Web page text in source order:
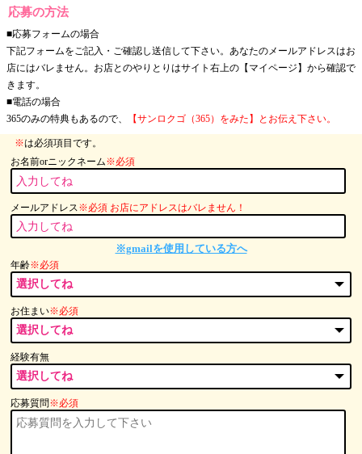
応募の方法
■応募フォームの場合
下記フォームをご記入・ご確認し送信して下さい。あなたのメールアドレスはお
店にはバレません。お店とのやりとりはサイト右上の【マイページ】から確認で
きます。
■電話の場合
365のみの特典もあるので、
【サンロクゴ（365）をみた】とお伝え下さい。
※は必須項目です。
お名前orニックネーム※必須
メールアドレス※必須 お店にアドレスはバレません！
※gmailを使用している方へ
年齢※必須
お住まい※必須
経験有無
応募質問※必須